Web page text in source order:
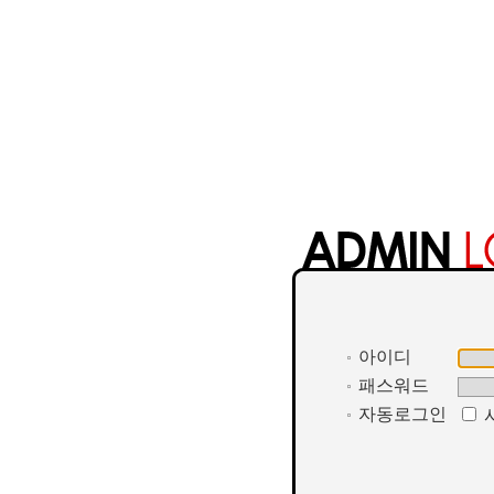
아이디
패스워드
자동로그인